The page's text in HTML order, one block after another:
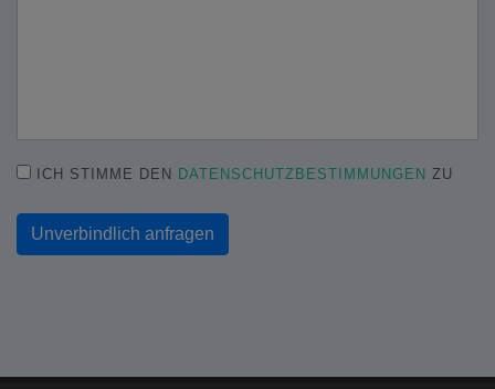
ICH STIMME DEN DATENSCHUTZBESTIMMUNGEN ZU
Unverbindlich anfragen